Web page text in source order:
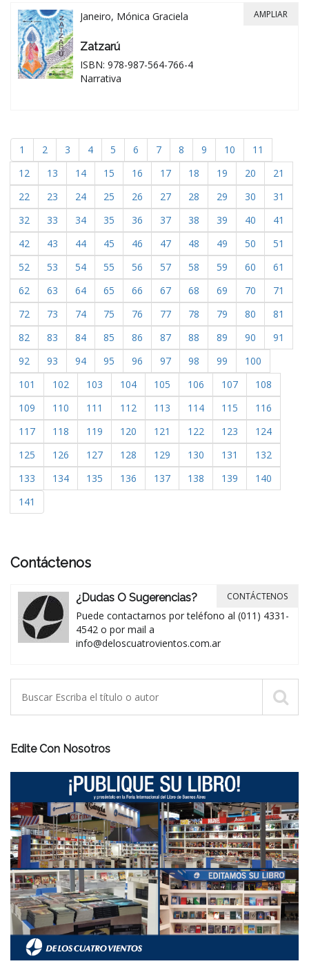
Janeiro, Mónica Graciela
Zatzarú
ISBN: 978-987-564-766-4
Narrativa
AMPLIAR
1 2 3 4 5 6 7 8 9 10
11
12
13 14 15 16 17 18 19 20
21
22
23 24 25 26 27 28 29 30
31
32
33 34 35 36 37 38 39 40
41
42
43 44 45 46 47 48 49 50
51
52
53 54 55 56 57 58 59 60
61
62
63 64 65 66 67 68 69 70
71
72
73 74 75 76 77 78 79 80
81
82
83 84 85 86 87 88 89 90
91
92
93 94 95 96 97 98 99
100
101
102 103 104 105 106 107
108
109
110 111 112 113 114 115
116
117
118 119 120 121 122 123
124
125
126 127 128 129 130 131
132
133
134 135 136 137 138 139
140
141
Contáctenos
¿Dudas O Sugerencias?
Puede contactarnos por teléfono al (011) 4331-
4542 o por mail a
info@deloscuatrovientos.com.ar
CONTÁCTENOS
Edite Con Nosotros